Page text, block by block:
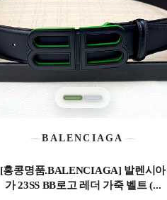
BALENCIAGA
[홍콩명품.BALENCIAGA] 발렌시아
가 23SS BB로고 레더 가죽 벨트 (...